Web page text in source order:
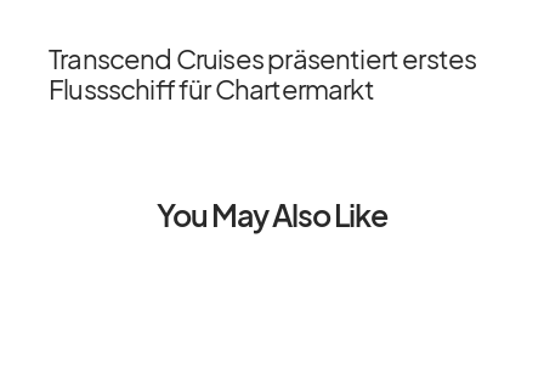
Transcend Cruises präsentiert erstes
Flussschiff für Chartermarkt
You May Also Like